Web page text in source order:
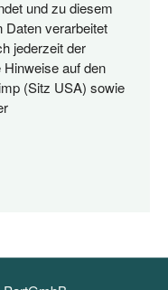
und zu diesem
Daten verarbeitet
jederzeit der
auf den
(Sitz USA) sowie